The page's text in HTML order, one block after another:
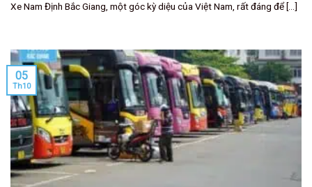
Xe Nam Định Bắc Giang, một góc kỳ diệu của Việt Nam, rất đáng để [...]
05
Th10